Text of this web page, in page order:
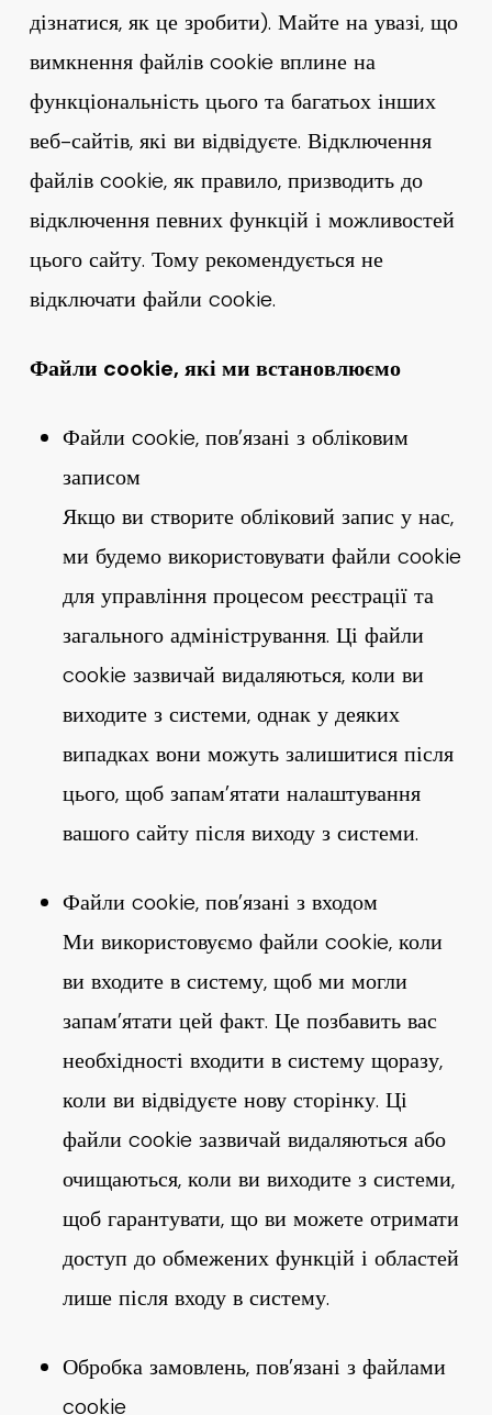
дізнатися, як це зробити). Майте на увазі, що
вимкнення файлів cookie вплине на
функціональність цього та багатьох інших
веб-сайтів, які ви відвідуєте. Відключення
файлів cookie, як правило, призводить до
відключення певних функцій і можливостей
цього сайту. Тому рекомендується не
відключати файли cookie.
Файли cookie, які ми встановлюємо
Файли cookie, пов’язані з обліковим
записом
Якщо ви створите обліковий запис у нас,
ми будемо використовувати файли cookie
для управління процесом реєстрації та
загального адміністрування. Ці файли
cookie зазвичай видаляються, коли ви
виходите з системи, однак у деяких
випадках вони можуть залишитися після
цього, щоб запам’ятати налаштування
вашого сайту після виходу з системи.
Файли cookie, пов’язані з входом
Ми використовуємо файли cookie, коли
ви входите в систему, щоб ми могли
запам’ятати цей факт. Це позбавить вас
необхідності входити в систему щоразу,
коли ви відвідуєте нову сторінку. Ці
файли cookie зазвичай видаляються або
очищаються, коли ви виходите з системи,
щоб гарантувати, що ви можете отримати
доступ до обмежених функцій і областей
лише після входу в систему.
Обробка замовлень, пов’язані з файлами
cookie